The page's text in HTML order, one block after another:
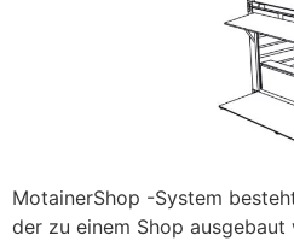
MotainerShop -System
der zu einem Shop